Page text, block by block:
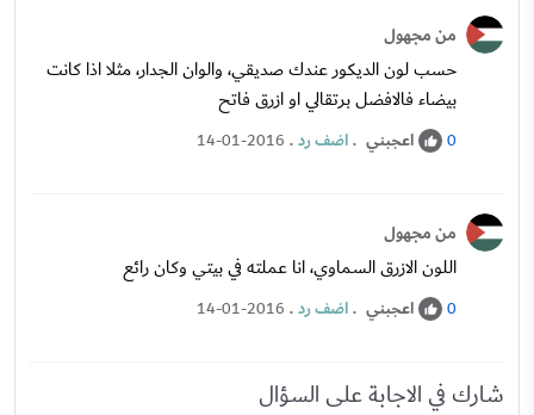
من مجهول
حسب لون الديكور عندك صديقي، والوان الجدار، مثلا اذا كانت
بيضاء فالافضل برتقالي او ازرق فاتح
0 اعجبني .اضف رد.
14-01-2016
من مجهول
اللون الازرق السماوي، انا عملته في بيتي وكان رائع
0 اعجبني .اضف رد.
14-01-2016
شارك في الاجابة على السؤال